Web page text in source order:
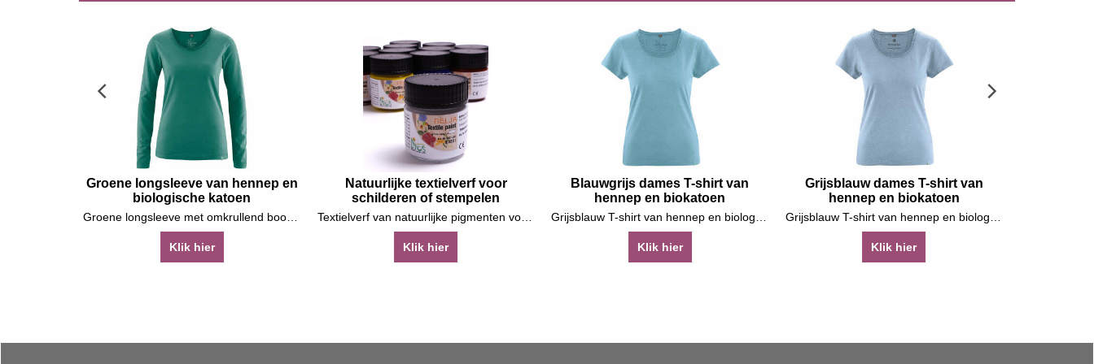
Groene longsleeve van hennep en
biologische katoen
Klik hier
Natuurlijke textielverf voor
schilderen of stempelen
Textielverf van natuurlijke pigmenten voor schilderen of stempelen
Klik hier
Blauwgrijs dames T-shirt van
hennep en biokatoen
Klik hier
Grijsblauw dames T-shirt van
hennep en biokatoen
Klik hier